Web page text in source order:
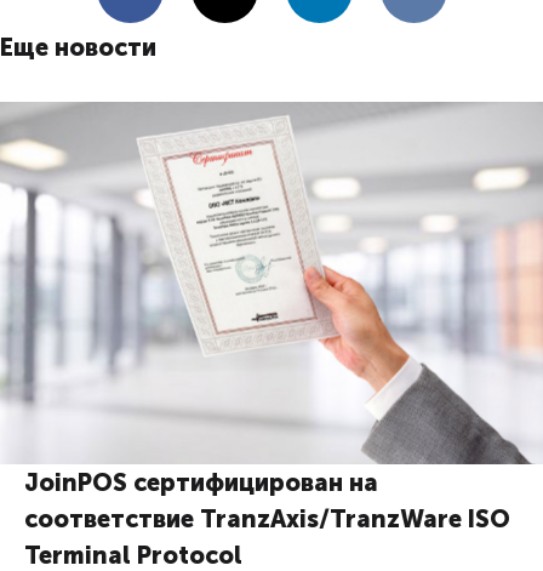
Еще новости
JoinPOS сертифицирован на
соответствие TranzAxis/TranzWare ISO
Terminal Protocol